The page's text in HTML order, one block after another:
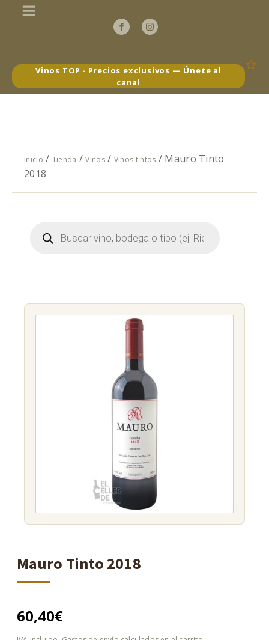
Vinos TOP · Precios exclusivos — Únete al
canal
Inicio / Tienda /Vinos/ Vinos tintos / Mauro Tinto
2018
Búsqueda
Mauro Tinto 2018
60,40€